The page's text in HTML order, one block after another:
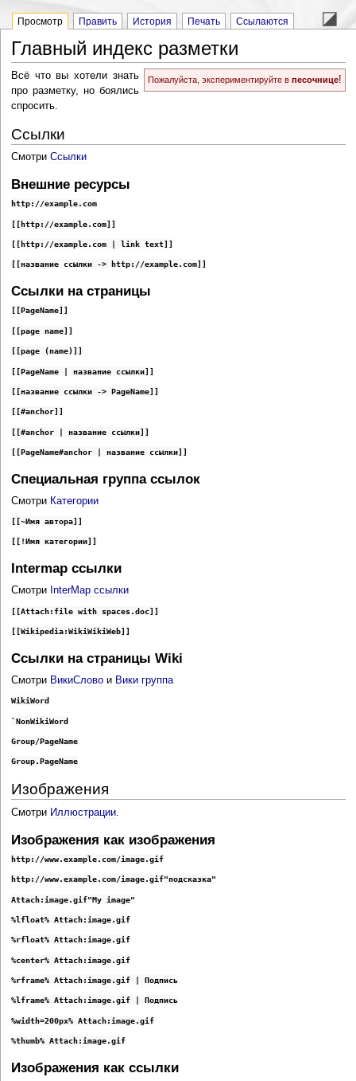
Просмотр Править История Печать Ссылаются
Главный индекс разметки
Пожалуйста, экспериментируйте впесочнице!
Всё что вы хотели знать
про разметку, но боялись
спросить.
Ссылки
Смотри Ссылки
Внешние ресурсы
http://example.com
[[http://example.com]]
[[http://example.com | link text]]
[[название ссылки -> http://example.com]]
Ссылки на страницы
[[PageName]]
[[page name]]
[[page (name)]]
[[PageName | название ссылки]]
[[название ссылки -> PageName]]
[[#anchor]]
[[#anchor | название ссылки]]
[[PageName#anchor | название ссылки]]
Специальная группа ссылок
Смотри Категории
[[~Имя автора]]
[[!Имя категории]]
Intermap ссылки
Смотри InterMap ссылки
[[Attach:file with spaces.doc]]
[[Wikipedia:WikiWikiWeb]]
Ссылки на страницы Wiki
Смотри ВикиСловои Вики группа
WikiWord
`NonWikiWord
Group/PageName
Group.PageName
Изображения
Смотри Иллюстрации.
Изображения как изображения
http://www.example.com/image.gif
http://www.example.com/image.gif"подсказка"
Attach:image.gif"My image"
%lfloat% Attach:image.gif
%rfloat% Attach:image.gif
%center% Attach:image.gif
%rframe% Attach:image.gif | Подпись
%lframe% Attach:image.gif | Подпись
%width=200px% Attach:image.gif
%thumb% Attach:image.gif
Изображения как ссылки